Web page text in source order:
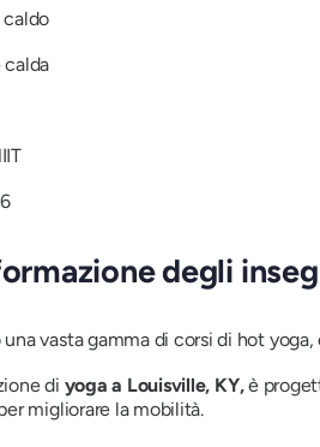
caldo
calda
degli
vasta gamma di corsi di hot yoga,
di yoga a Louisville, KY,è
migliorare la mobilità.